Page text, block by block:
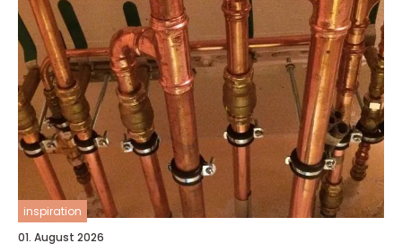
inspiration
01. August 2026